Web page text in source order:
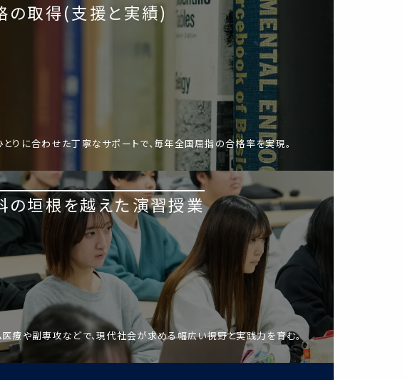
の取得(支援と実績)
とりに合わせた丁寧なサポートで、毎年全国屈指の合格率を実現。
の垣根を越えた演習授業
医療や副専攻などで、現代社会が求める幅広い視野と実践力を育む。